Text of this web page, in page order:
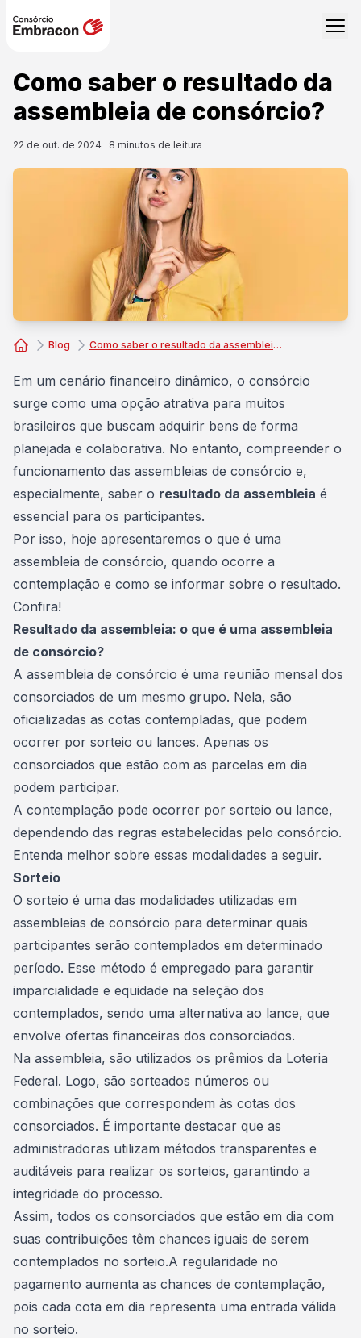
Como saber o resultado da
assembleia de consórcio?
22 de out. de 2024 8 minutos de leitura
Blog Como saber o resultado da assembleia de consórcio?
Em um cenário financeiro dinâmico, o consórcio
surge como uma opção atrativa para muitos
brasileiros que buscam adquirir bens de forma
planejada e colaborativa. No entanto, compreender o
funcionamento das assembleias de consórcio e,
especialmente, saber o resultado da assembleia é
essencial para os participantes.
Por isso, hoje apresentaremos o que é uma
assembleia de consórcio, quando ocorre a
contemplação e como se informar sobre o resultado.
Confira!
Resultado da assembleia: o que é uma assembleia
de consórcio?
A assembleia de consórcio é uma reunião mensal dos
consorciados de um mesmo grupo. Nela, são
oficializadas as cotas contempladas, que podem
ocorrer por sorteio ou lances. Apenas os
consorciados que estão com as parcelas em dia
podem participar.
A contemplação pode ocorrer por sorteio ou lance,
dependendo das regras estabelecidas pelo consórcio.
Entenda melhor sobre essas modalidades a seguir.
Sorteio
O sorteio é uma das modalidades utilizadas em
assembleias de consórcio para determinar quais
participantes serão contemplados em determinado
período. Esse método é empregado para garantir
imparcialidade e equidade na seleção dos
contemplados, sendo uma alternativa ao lance, que
envolve ofertas financeiras dos consorciados.
Na assembleia, são utilizados os prêmios da Loteria
Federal. Logo, são sorteados números ou
combinações que correspondem às cotas dos
consorciados. É importante destacar que as
administradoras utilizam métodos transparentes e
auditáveis para realizar os sorteios, garantindo a
integridade do processo.
Assim, todos os consorciados que estão em dia com
suas contribuições têm chances iguais de serem
contemplados no sorteio.A regularidade no
pagamento aumenta as chances de contemplação,
pois cada cota em dia representa uma entrada válida
no sorteio.